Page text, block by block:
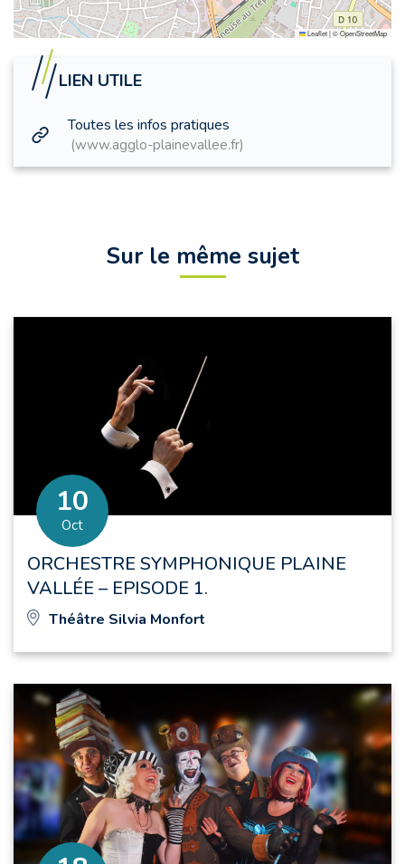
Leaflet|©OpenStreetMap
LIEN UTILE
Toutes les infos pratiques
www.agglo-plainevallee.fr
Sur le même sujet
Le
10
Octobre
ORCHESTRE SYMPHONIQUE PLAINE
VALLÉE – EPISODE 1.
Théâtre Silvia Monfort
EN FAMILLE